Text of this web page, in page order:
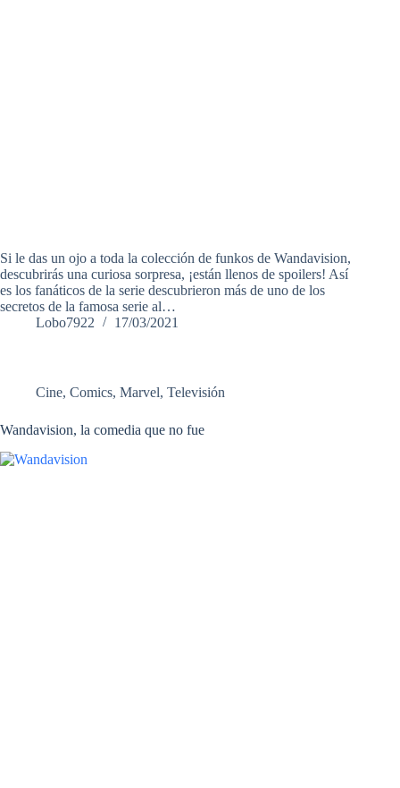
Si le das un ojo a toda la colección de funkos de Wandavision,
descubrirás una curiosa sorpresa, ¡están llenos de spoilers! Así
es los fanáticos de la serie descubrieron más de uno de los
secretos de la famosa serie al…
Lobo7922
17/03/2021
Cine, Comics, Marvel, Televisión
Wandavision, la comedia que no fue